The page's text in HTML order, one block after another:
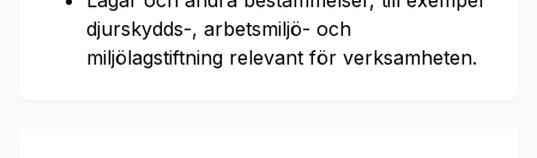
djurskydds-, arbetsmiljö- och
miljölagstiftning relevant för verksamheten.